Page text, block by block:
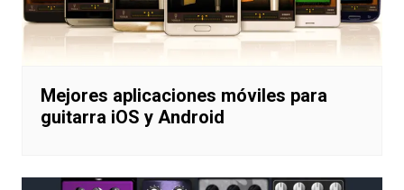
Mejores aplicaciones móviles para
guitarra iOS y Android